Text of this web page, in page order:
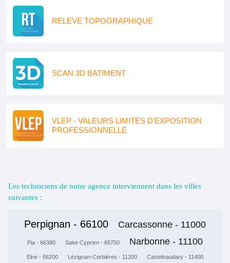
RELEVE TOPOGRAPHIQUE
SCAN 3D BATIMENT
VLEP - VALEURS LIMITES D'EXPOSITION
PROFESSIONNELLE
Les techniciens de notre agence interviennent dans les villes
suivantes :
Perpignan - 66100 Carcassonne - 11000
Pia - 66380 Saint-Cyprien - 66750 Narbonne - 11100
Elne - 66200 Lézignan-Corbières - 11200 Castelnaudary - 11400